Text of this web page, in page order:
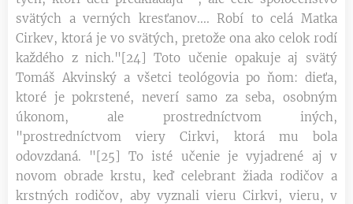
svätých a verných kresťanov.... Robí to celá Matka
Cirkev, ktorá je vo svätých, pretože ona ako celok rodí
každého z nich."[24] Toto učenie opakuje aj svätý
Tomáš Akvinský a všetci teológovia po ňom: dieťa,
ktoré je pokrstené, neverí samo za seba, osobným
úkonom, ale prostredníctvom iných,
"prostredníctvom viery Cirkvi, ktorá mu bola
odovzdaná. "[25] To isté učenie je vyjadrené aj v
novom obrade krstu, keď celebrant žiada rodičov a
krstných rodičov, aby vyznali vieru Cirkvi, vieru, v